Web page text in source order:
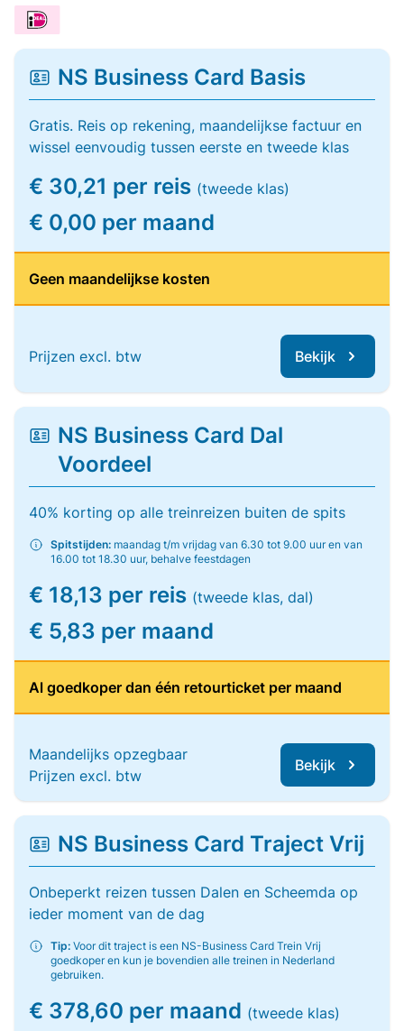
NS Business Card Basis
Gratis. Reis op rekening, maandelijkse factuur en
wissel eenvoudig tussen eerste en tweede klas
€ 30,21 per reis (tweede klas)
€ 0,00 per maand
Geen maandelijkse kosten
Prijzen excl. btw Bekijk
NS Business Card Dal
Voordeel
40% korting op alle treinreizen buiten de spits
Spitstijden: maandag t/m vrijdag van 6.30 tot 9.00 uur en van
16.00 tot 18.30 uur, behalve feestdagen
€ 18,13 per reis (tweede klas, dal)
€ 5,83 per maand
Al goedkoper dan één retourticket per maand
Maandelijks opzegbaar
Prijzen excl. btw
Bekijk
NS Business Card Traject Vrij
Onbeperkt reizen tussen Dalen en Scheemda op
ieder moment van de dag
Tip: Voor dit traject is een NS-Business Card Trein Vrij
goedkoper en kun je bovendien alle treinen in Nederland
gebruiken.
€ 378,60 per maand (tweede klas)